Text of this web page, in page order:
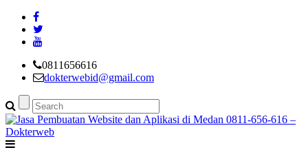
0811656616
dokterwebid@gmail.com